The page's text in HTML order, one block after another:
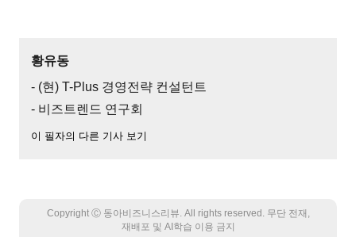
황유동
- (현) T-Plus 경영전략 컨설턴트
- 비즈트렌드 연구회
이 필자의 다른 기사 보기
Copyright Ⓒ 동아비즈니스리뷰. All rights reserved. 무단 전재,
재배포 및 AI학습 이용 금지